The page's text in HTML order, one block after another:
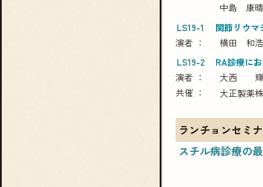
中島 康晴
LS19-1
関節リウマ
演者
横田 和浩
LS19-2
RA診療に
演者
大西 輝
共催
大正製薬
ランチョンセミ
スチル病診療の